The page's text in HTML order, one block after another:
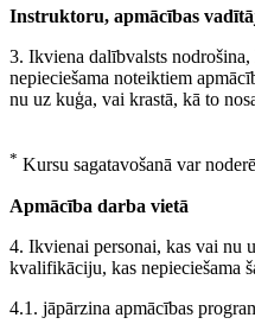
Instruktoru, apmācības
3. Ikviena dalībvalsts
nepieciešama noteiktiem
nu uz kuģa, vai krastā, kā to
* Kursu sagatavošanā var
Apmācība darba vietā
4. Ikvienai personai, kas vai nu
kvalifikāciju, kas nepieciešama
4.1. jāpārzina apmācības